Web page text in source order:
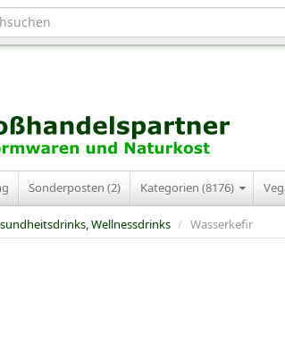
Sonderposten (2) Kategorien (8176)
Wellnessdrinks / Wasserkefir